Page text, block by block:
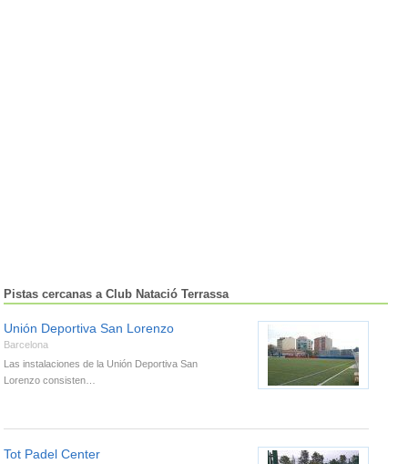
Pistas cercanas a Club Natació Terrassa
Unión Deportiva San Lorenzo
Barcelona
Las instalaciones de la Unión Deportiva San
Lorenzo consisten…
Tot Padel Center